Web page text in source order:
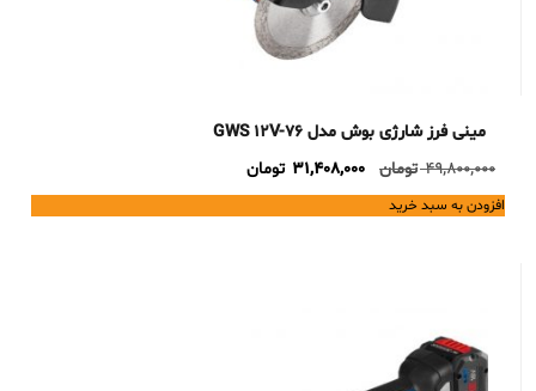
مینی فرز شارژی بوش مدل GWS 12V-76
49,800,000 تومان
Original
price
was:
31,408,000 تومانCurrent
price
is:
افزودن به سبد خرید